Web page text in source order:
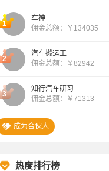
2026.08.06 “匿名 ”成为合伙人
2026.08.07 “ 柏荣斯基 ”成为合伙人
1
车神
佣金总额：￥134035
2
汽车搬运工
佣金总额：￥82942
3
知行汽车研习
佣金总额：￥71313
成为合伙人
热度排行榜